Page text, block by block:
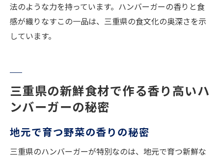
法のような力を持っています。ハンバーガーの香りと食
感が織りなすこの一品は、三重県の食文化の奥深さを示
しています。
三重県の新鮮食材で作る香り高いハ
ンバーガーの秘密
地元で育つ野菜の香りの秘密
三重県のハンバーガーが特別なのは、地元で育つ新鮮な